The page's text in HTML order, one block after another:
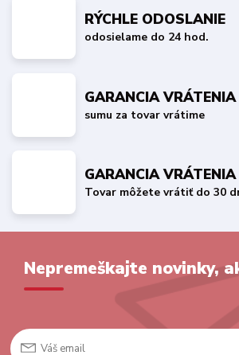
RÝCHLE ODOSLANIE
odosielame do 24 hod.
GARANCIA
sumu za tovar vrátime
GARANCIA
Tovar môžete vrátiť do 30
Nepremeškajte novinky,